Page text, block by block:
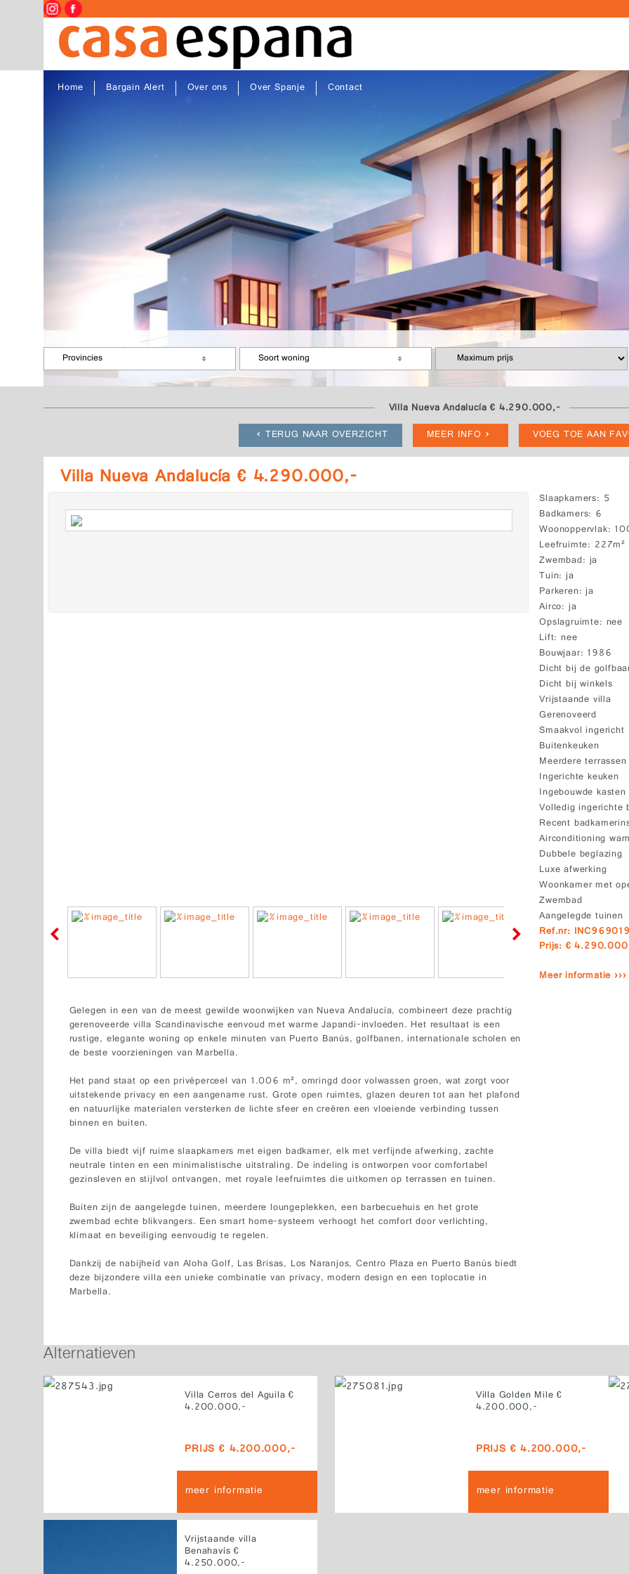
Home Bargain Alert Over ons Over Spanje Contact
Provincies Soort woning
Villa Nueva Andalucía € 4.290.000,-
TERUG NAAR OVERZICHT
MEER INFO VOEG TOE AAN
Villa Nueva Andalucía € 4.290.000,-
Slaapkamers 5
Badkamers 6
Woonoppervlak
Leefruimte 227m²
Zwembad ja
Tuin ja
Parkeren ja
Airco ja
Opslagruimte nee
Lift nee
Bouwjaar 1986
Dicht bij de
Dicht bij winkels
Vrijstaande villa
Gerenoveerd
Smaakvol ingericht
Buitenkeuken
Meerdere terrassen
Ingerichte keuken
Ingebouwde kasten
Volledig ingerichte
Recent
Airconditioning
Dubbele beglazing
Luxe afwerking
Woonkamer met
Zwembad
Aangelegde tuinen
Ref.nr:
Prijs: €
Meer informatie ›››
Gelegen in een van de meest gewilde woonwijken van Nueva Andalucía, combineert deze prachtig
gerenoveerde villa Scandinavische eenvoud met warme Japandi-invloeden. Het resultaat is een
rustige, elegante woning op enkele minuten van Puerto Banús, golfbanen, internationale scholen en
de beste voorzieningen van Marbella.
Het pand staat op een privéperceel van 1.006 m², omringd door volwassen groen, wat zorgt voor
uitstekende privacy en een aangename rust. Grote open ruimtes, glazen deuren tot aan het plafond
en natuurlijke materialen versterken de lichte sfeer en creëren een vloeiende verbinding tussen
binnen en buiten.
De villa biedt vijf ruime slaapkamers met eigen badkamer, elk met verfijnde afwerking, zachte
neutrale tinten en een minimalistische uitstraling. De indeling is ontworpen voor comfortabel
gezinsleven en stijlvol ontvangen, met royale leefruimtes die uitkomen op terrassen en tuinen.
Buiten zijn de aangelegde tuinen, meerdere loungeplekken, een barbecuehuis en het grote
zwembad echte blikvangers. Een smart home-systeem verhoogt het comfort door verlichting,
klimaat en beveiliging eenvoudig te regelen.
Dankzij de nabijheid van Aloha Golf, Las Brisas, Los Naranjos, Centro Plaza en Puerto Banús biedt
deze bijzondere villa een unieke combinatie van privacy, modern design en een toplocatie in
Marbella.
Alternatieven
Villa Cerros del Aguila €
4.200.000,-
PRIJS € 4.200.000,-
meer informatie
Villa Golden Mile €
4.200.000,-
PRIJS € 4.200.000,-
meer informatie
Vrijstaande villa
Benahavís €
4.250.000,-